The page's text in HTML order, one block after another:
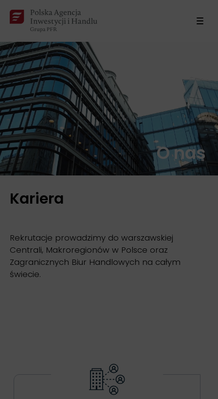
O nas
Kariera
Rekrutacje prowadzimy do warszawskiej
Centrali, Makroregionów w Polsce oraz
Zagranicznych Biur Handlowych na całym
świecie.